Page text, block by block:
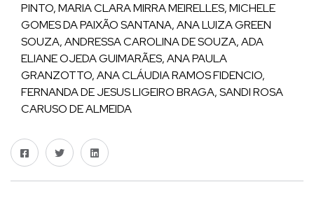
PINTO, MARIA CLARA MIRRA MEIRELLES, MICHELE
GOMES DA PAIXÃO SANTANA, ANA LUIZA GREEN
SOUZA, ANDRESSA CAROLINA DE SOUZA, ADA
ELIANE OJEDA GUIMARÃES, ANA PAULA
GRANZOTTO, ANA CLÁUDIA RAMOS FIDENCIO,
FERNANDA DE JESUS LIGEIRO BRAGA, SANDI ROSA
CARUSO DE ALMEIDA